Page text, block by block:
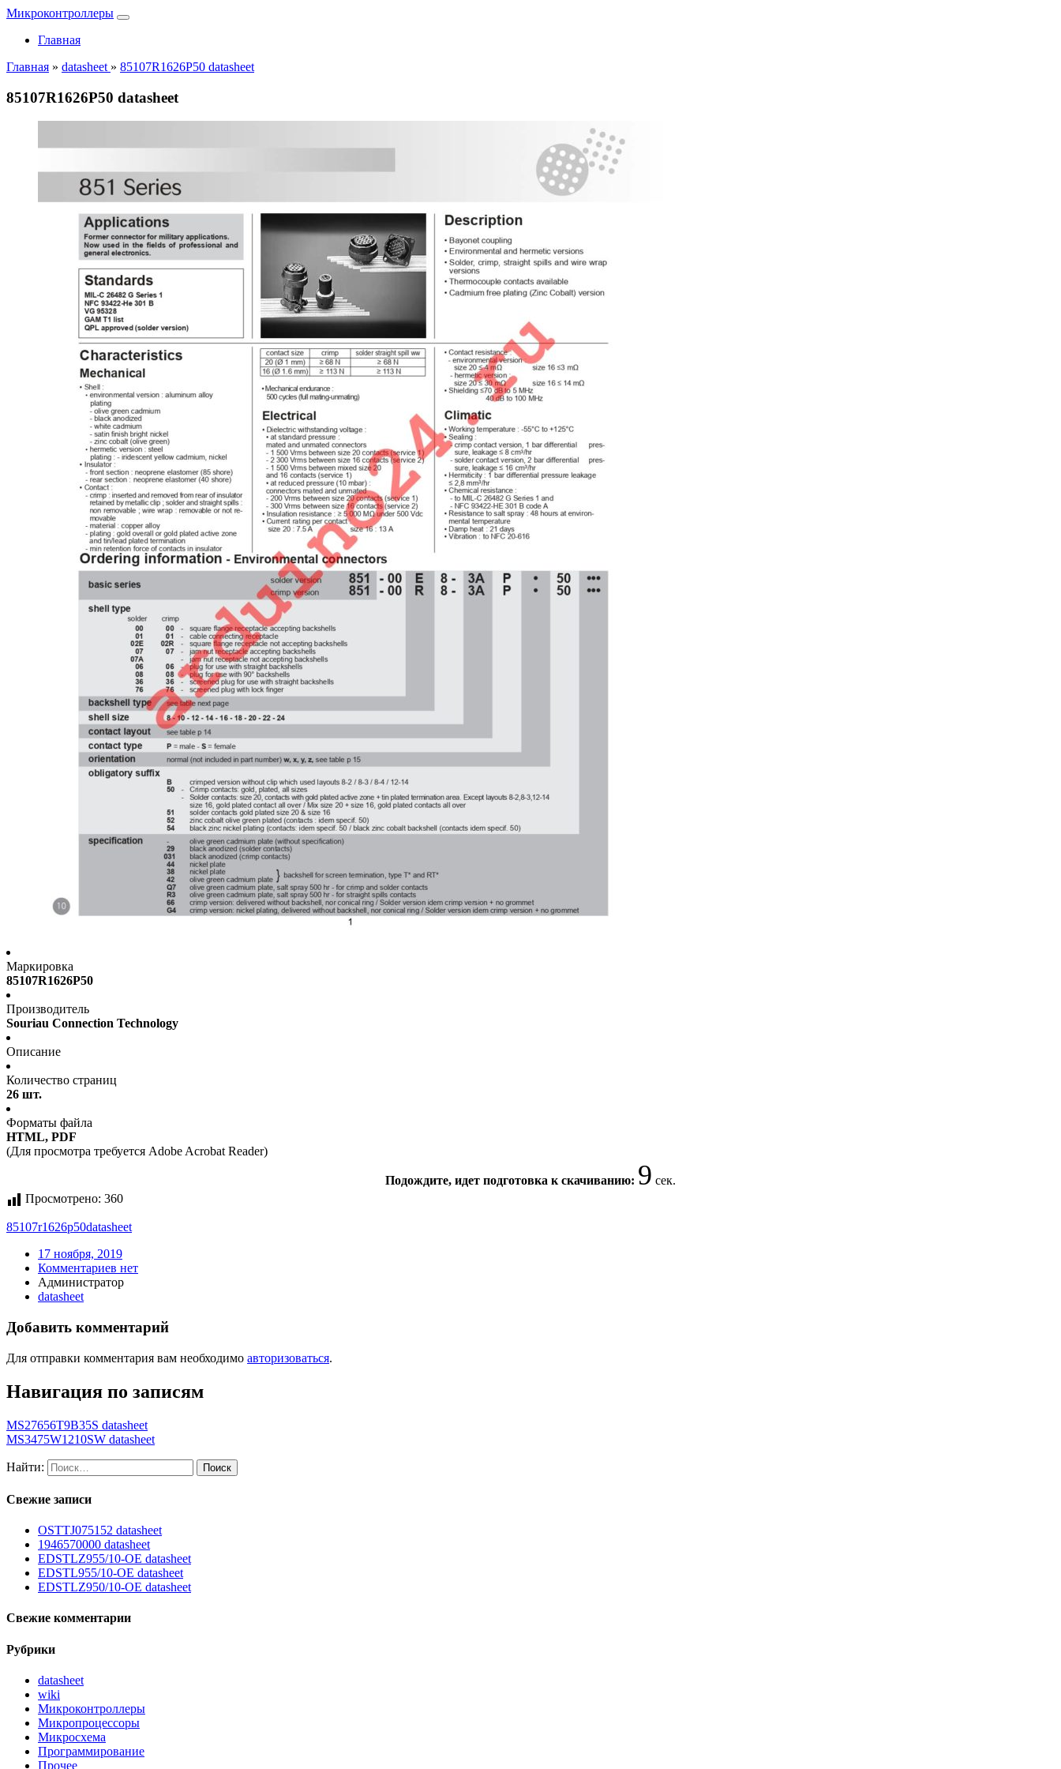
Микроконтроллеры
Главная
Главная » datasheet » 85107R1626P50 datasheet
85107R1626P50 datasheet
Маркировка
85107R1626P50
Производитель
Souriau Connection Technology
Описание
Количество страниц
26 шт.
Форматы файла
HTML, PDF
(Для просмотра требуется Adobe Acrobat Reader)
Подождите, идет подготовка к скачиванию: 8 сек.
Просмотрено: 360
85107r1626p50datasheet
17 ноября, 2019
Комментариев нет
Администратор
datasheet
Добавить комментарий
Для отправки комментария вам необходимо авторизоваться.
Навигация по записям
MS27656T9B35S datasheet
MS3475W1210SW datasheet
Найти:
Свежие записи
OSTTJ075152 datasheet
1946570000 datasheet
EDSTLZ955/10-OE datasheet
EDSTL955/10-OE datasheet
EDSTLZ950/10-OE datasheet
Свежие комментарии
Рубрики
datasheet
wiki
Микроконтроллеры
Микропроцессоры
Микросхема
Программирование
Прочее